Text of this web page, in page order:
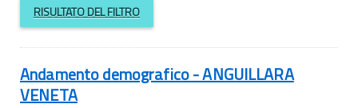
RISULTATO DEL FILTRO
Andamento demografico - ANGUILLARA
VENETA